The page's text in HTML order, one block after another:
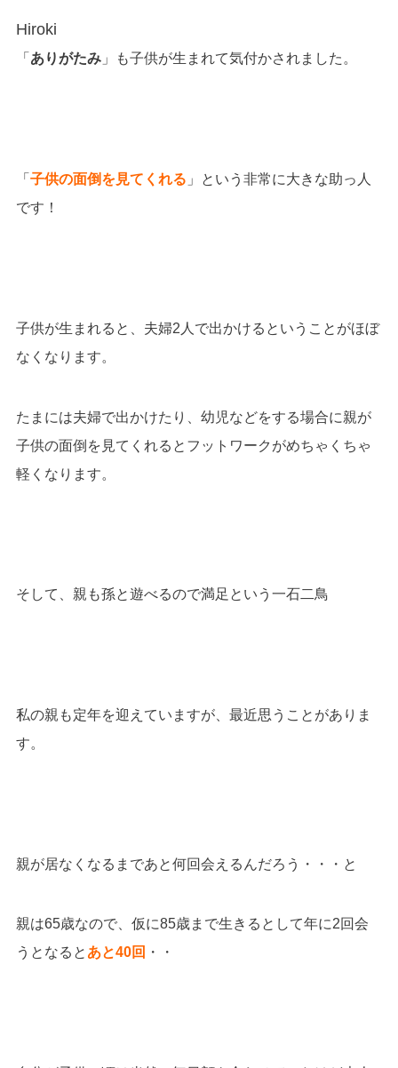
Hiroki
「 ありがたみ」も子供が生まれて気付かされました。
「 子供の面倒を見てくれる 」という非常に大きな助っ人
です！
子供が生まれると、夫婦2人で出かけるということがほぼ
なくなります。
たまには夫婦で出かけたり、幼児などをする場合に親が
子供の面倒を見てくれるとフットワークがめちゃくちゃ
軽くなります。
そして、親も孫と遊べるので満足という一石二鳥
私の親も定年を迎えていますが、最近思うことがありま
す。
親が居なくなるまであと何回会えるんだろう・・・と
親は65歳なので、仮に85歳まで生きるとして年に2回会
うとなると あと40回 ・・